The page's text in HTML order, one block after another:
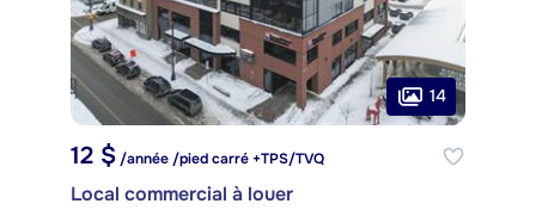
14
12 $ /année /pied carré +TPS/TVQ
Local commercial à louer